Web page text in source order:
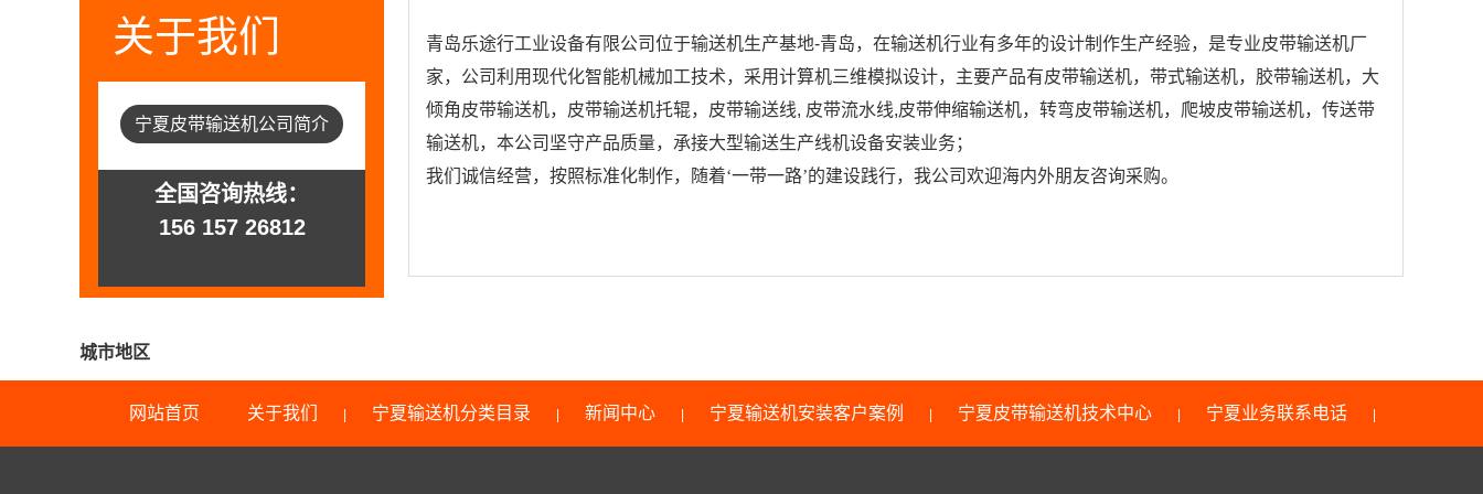
关于我们
宁夏皮带输送机公司简介
全国咨询热线：
156 157 26812
青岛乐途行工业设备有限公司位于输送机生产基地-青岛，在输送机行业有多年的设计制作生产经验，是专业皮带输送机厂
家，公司利用现代化智能机械加工技术，采用计算机三维模拟设计，主要产品有皮带输送机，带式输送机，胶带输送机，大
倾角皮带输送机，皮带输送机托辊，皮带输送线, 皮带流水线,皮带伸缩输送机，转弯皮带输送机，爬坡皮带输送机，传送带
输送机，本公司坚守产品质量，承接大型输送生产线机设备安装业务；
我们诚信经营，按照标准化制作，随着‘一带一路’的建设践行，我公司欢迎海内外朋友咨询采购。
城市地区
网站首页 关于我们 | 宁夏输送机分类目录 | 新闻中心 | 宁夏输送机安装客户案例 | 宁夏皮带输送机技术中心 | 宁夏业务联系电话 |